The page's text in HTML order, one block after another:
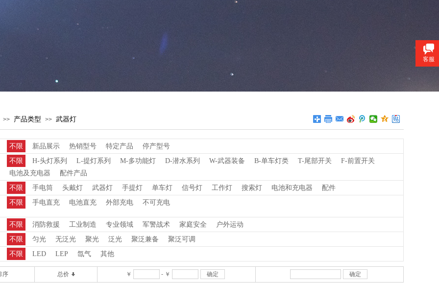
>> 产品类型 >> 武器灯
不限 新品展示 热销型号 特定产品
停产型号
不限
H-头灯系列 L-提灯系列 M-多功能灯 D-潜水系列 W-武器装备 B-单车灯类 T-尾部开关
F-前置开关
电池及充电器
配件产品
不限
手电筒 头戴灯 武器灯 手提灯 单车灯 信号灯 工作灯 搜索灯 电池和充电器
配件
不限
手电直充 电池直充 外部充电 不可充电
不限 消防救援 工业制造 专业领域 军警战术 家庭安全
户外运动
不限
匀光 无泛光 聚光 泛光 聚泛兼备
聚泛可调
不限
LED LEP 氙气 其他
序 总价 ￥ - ￥ 确定 确定
客服